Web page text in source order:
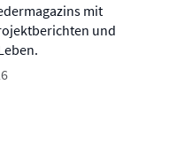
mit
und